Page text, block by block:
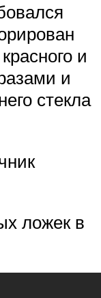
и
и
стекла
ложек в